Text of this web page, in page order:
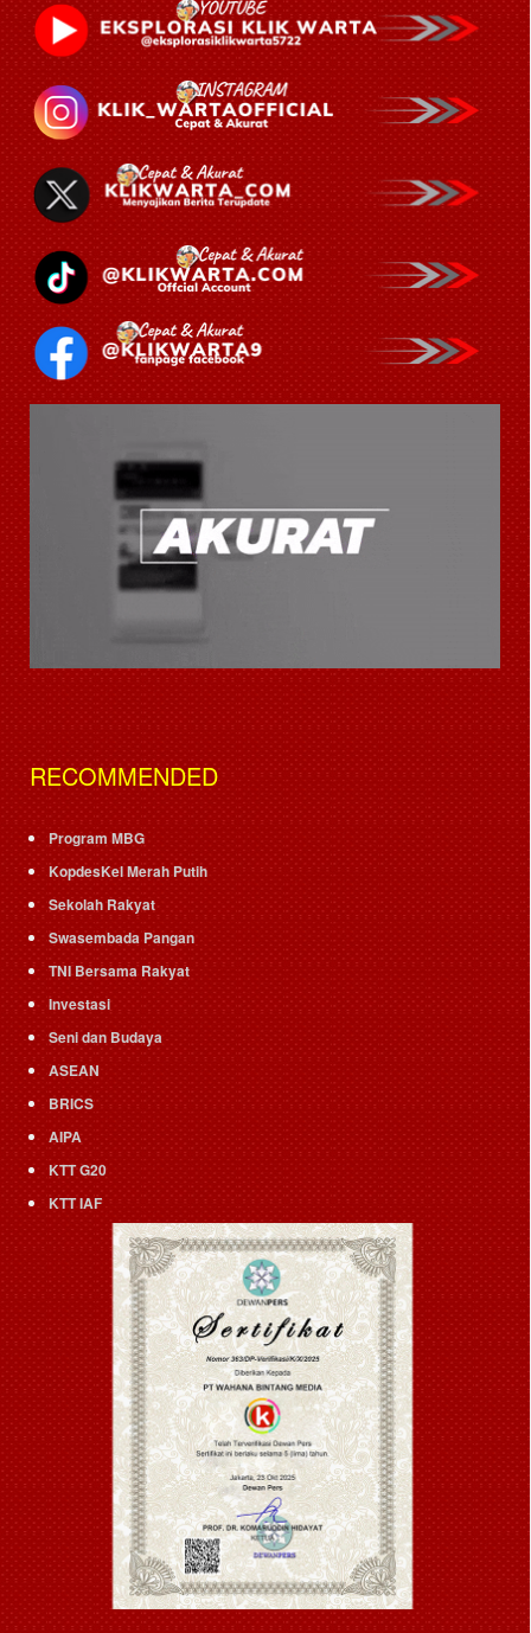
RECOMMENDED
Program MBG
KopdesKel Merah Putih
Sekolah Rakyat
Swasembada Pangan
TNI Bersama Rakyat
Investasi
Seni dan Budaya
ASEAN
BRICS
AIPA
KTT G20
KTT IAF